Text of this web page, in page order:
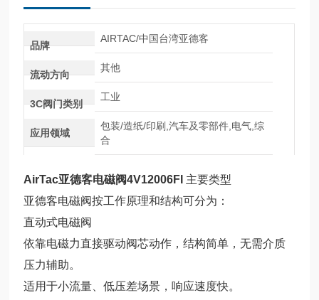
品牌
AIRTAC/中国台湾亚德客
流动方向
其他
3C阀门类别
工业
应用领域
包装/造纸/印刷,汽车及零部件,电气,综
合
AirTac亚德客电磁阀4V12006FI 主要类型
亚德客电磁阀按工作原理和结构可分为：
直动式电磁阀
依靠电磁力直接驱动阀芯动作，结构简单，无需介质
压力辅助。
适用于小流量、低压差场景，响应速度快。